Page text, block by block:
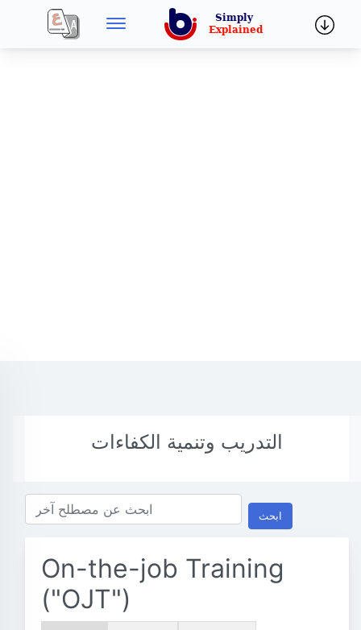
التدريب وتنمية الكفاءات
ابحث
On-the-job Training
("OJT")